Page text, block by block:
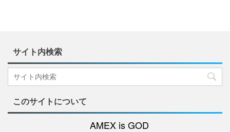
サイト内検索
このサイトについて
AMEX is GOD